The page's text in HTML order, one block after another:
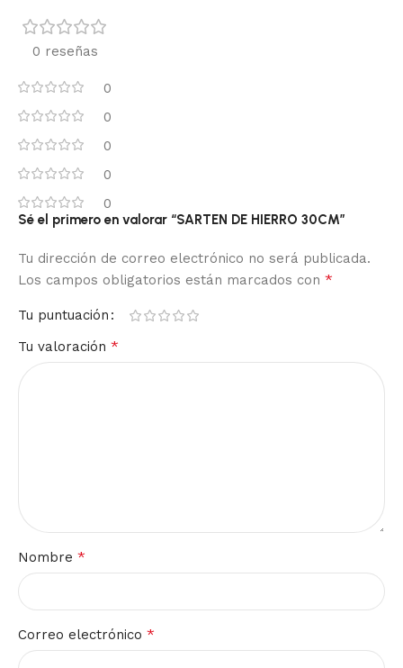
0 reseñas
0
0
0
0
0
Sé el primero en valorar “SARTEN DE HIERRO 30CM”
Tu dirección de correo electrónico no será publicada.
Los campos obligatorios están marcados con *
Tu puntuación
Tu valoración *
Nombre *
Correo electrónico *